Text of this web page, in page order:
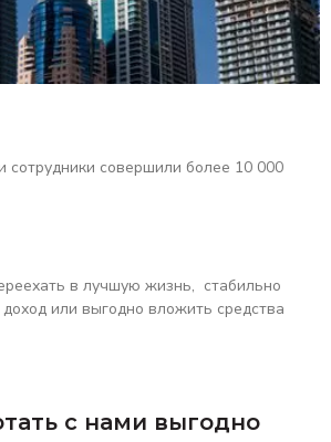
сотрудники совершили более 10 000
в лучшую жизнь, стабильно
или выгодно вложить средства
с нами выгодно